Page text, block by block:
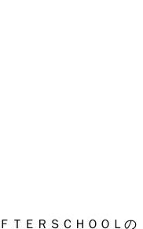
ＴＥＲＳＣＨＯＯＬの